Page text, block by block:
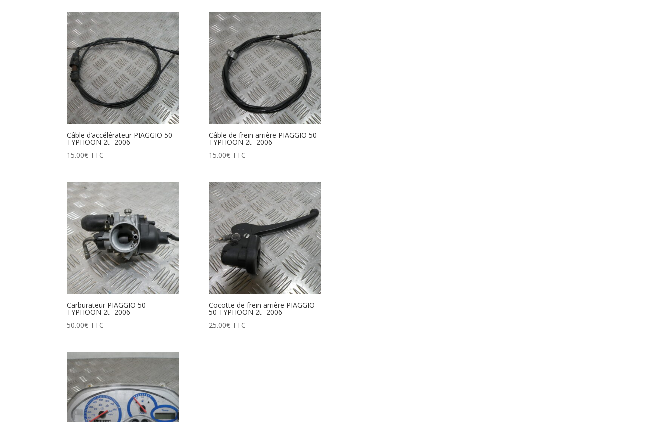
Câble d’accélérateur PIAGGIO 50
TYPHOON 2t -2006-
15.00€ TTC
Câble de frein arrière PIAGGIO 50
TYPHOON 2t -2006-
15.00€ TTC
Carburateur PIAGGIO 50
TYPHOON 2t -2006-
50.00€ TTC
Cocotte de frein arrière PIAGGIO
50 TYPHOON 2t -2006-
25.00€ TTC